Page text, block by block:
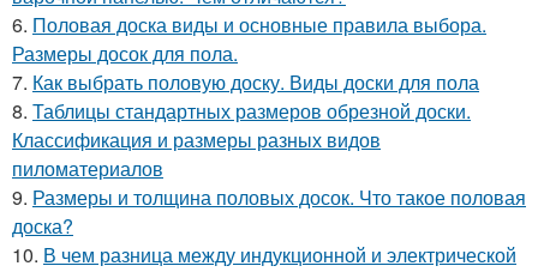
6. Половая доска виды и основные правила выбора.
Размеры досок для пола.
7. Как выбрать половую доску. Виды доски для пола
8. Таблицы стандартных размеров обрезной доски.
Классификация и размеры разных видов
пиломатериалов
9. Размеры и толщина половых досок. Что такое половая
доска?
10. В чем разница между индукционной и электрической